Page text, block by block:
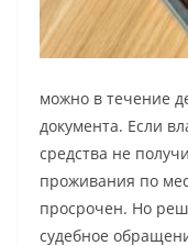
можно в течение
документа. Если
средства не
проживания по
просрочен. Но
судебное